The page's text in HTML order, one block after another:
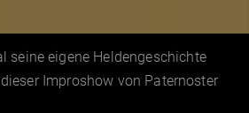
seine eigene Heldengeschichte
Improshow von Paternoster